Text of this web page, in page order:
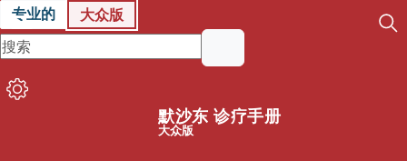
专业的 大众版
默沙东 诊疗手册
大众版